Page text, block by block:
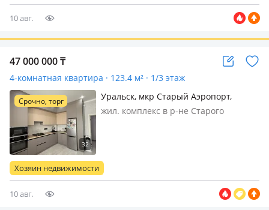
10 авг.
47 000 000₸
4-комнатная квартира · 123.4 м² · 1/3 этаж
Срочно, торг
Уральск, мкр Старый Аэропорт,
Бисена Жумагалиева 55
жил. комплекс в р-не Старого
меблирована частично, Продаётся
просторная, уютная 4-ком…
Хозяин недвижимости
10 авг.